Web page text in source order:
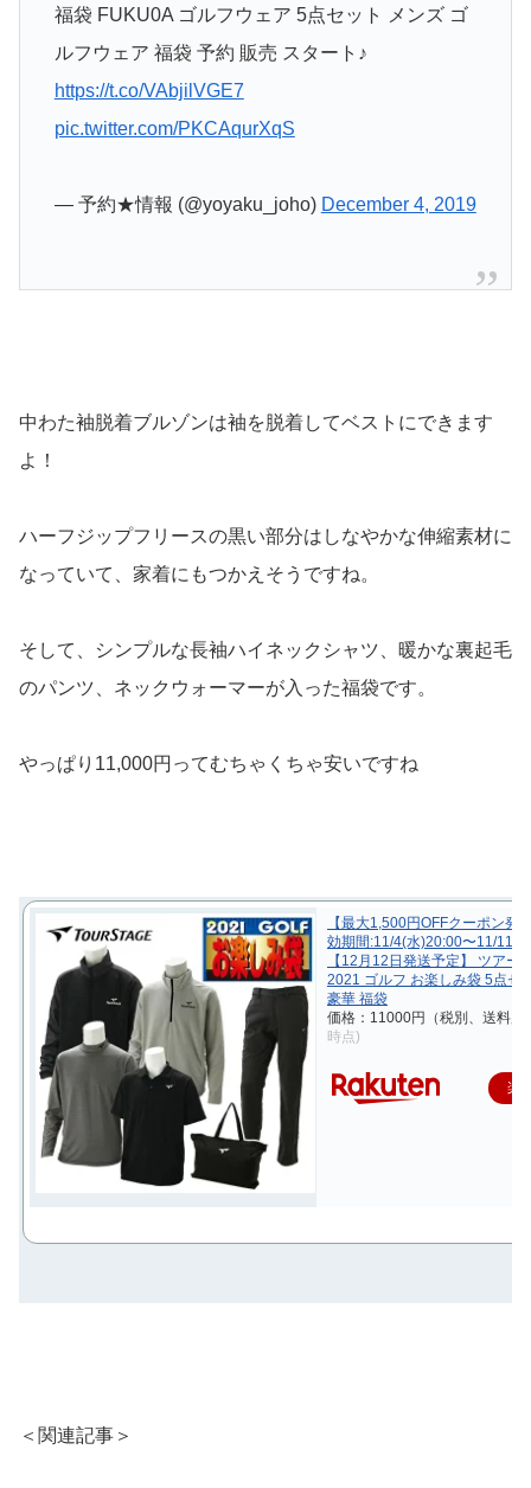
福袋 FUKU0A ゴルフウェア 5点セット メンズ ゴ
ルフウェア 福袋 予約 販売 スタート♪
https://t.co/VAbjilVGE7
pic.twitter.com/PKCAqurXqS
— 予約★情報 (@yoyaku_joho) December 4, 2019
中わた袖脱着ブルゾンは袖を脱着してベストにできます
よ！
ハーフジップフリースの黒い部分はしなやかな伸縮素材に
なっていて、家着にもつかえそうですね。
そして、シンプルな長袖ハイネックシャツ、暖かな裏起毛
のパンツ、ネックウォーマーが入った福袋です。
やっぱり11,000円ってむちゃくちゃ安いですね
【最大1,500円OFFクーポン発
効期間:11/4(水)20:00〜11/11(
【12月12日発送予定】 ツアー
2021 ゴルフ お楽しみ袋 5点セ
豪華 福袋
価格：11000円（税別、送料別)
時点)
楽
＜関連記事＞